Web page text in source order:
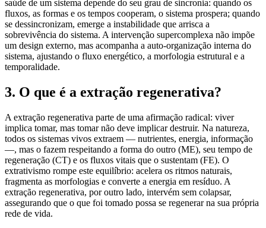
saúde de um sistema depende do seu grau de sincronia: quando os
fluxos, as formas e os tempos cooperam, o sistema prospera; quando
se dessincronizam, emerge a instabilidade que arrisca a
sobrevivência do sistema. A intervenção supercomplexa não impõe
um design externo, mas acompanha a auto-organização interna do
sistema, ajustando o fluxo energético, a morfologia estrutural e a
temporalidade.
3. O que é a extração regenerativa?
A extração regenerativa parte de uma afirmação radical: viver
implica tomar, mas tomar não deve implicar destruir. Na natureza,
todos os sistemas vivos extraem — nutrientes, energia, informação
—, mas o fazem respeitando a forma do outro (ME), seu tempo de
regeneração (CT) e os fluxos vitais que o sustentam (FE). O
extrativismo rompe este equilíbrio: acelera os ritmos naturais,
fragmenta as morfologias e converte a energia em resíduo. A
extração regenerativa, por outro lado, intervém sem colapsar,
assegurando que o que foi tomado possa se regenerar na sua própria
rede de vida.